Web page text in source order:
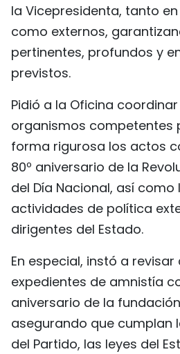
la Vicepresidenta, tanto
como externos,
pertinentes, profundos y
previstos.
Pidió a la Oficina
organismos competentes
forma rigurosa los actos
80º aniversario de la
del Día Nacional, así
actividades de política
dirigentes del Estado.
En especial, instó a
expedientes de amnistía
aniversario de la
asegurando que cumplan
del Partido, las leyes del